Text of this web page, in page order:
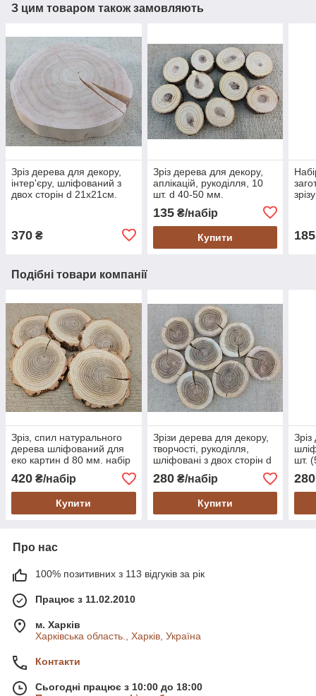
З цим товаром також замовляють
Зріз дерева для декору,
інтер'єру, шліфований з
двох сторін d 21х21см.
370 ₴
Зріз дерева для декору,
аплікацій, рукоділля, 10
шт. d 40-50 мм.
135₴/набір
Купити 185
Подібні товари компанії
Зріз, спил натурального
дерева шліфований для
еко картин d 80 мм. набір
5 шт.
420 ₴/набір
Купити
Зрізи дерева для декору,
творчості, рукоділля,
шліфовані з двох сторін d
7-8 см. (8 шт)
280₴/набір
Купити
шт.
280
Про нас
100% позитивних з 113 відгуків за рік
Працює з 11.02.2010
м. Харків
Харківська область., Харків, Україна
Контакти
Сьогодні працює з 10:00 до 18:00